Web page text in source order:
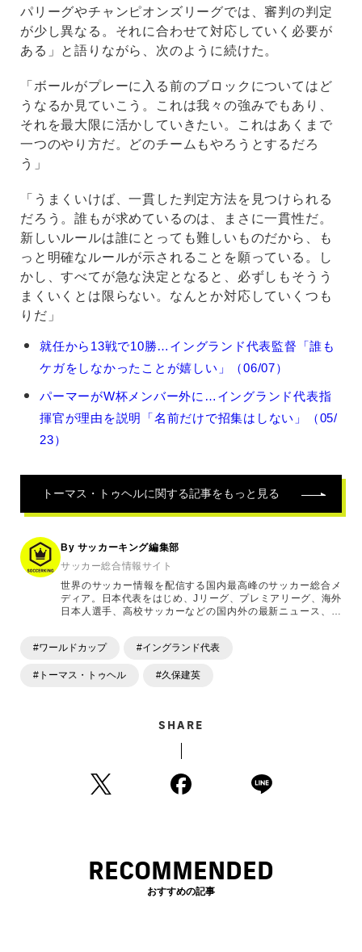
パリーグやチャンピオンズリーグでは、審判の判定
が少し異なる。それに合わせて対応していく必要が
ある」と語りながら、次のように続けた。
「ボールがプレーに入る前のブロックについてはど
うなるか見ていこう。これは我々の強みでもあり、
それを最大限に活かしていきたい。これはあくまで
一つのやり方だ。どのチームもやろうとするだろ
う」
「うまくいけば、一貫した判定方法を見つけられる
だろう。誰もが求めているのは、まさに一貫性だ。
新しいルールは誰にとっても難しいものだから、も
っと明確なルールが示されることを願っている。し
かし、すべてが急な決定となると、必ずしもそうう
まくいくとは限らない。なんとか対応していくつも
りだ」
ト
ス・
の
記
事
就任から13戦で10勝…イングランド代表監督「誰も
ケガをしなかったことが嬉しい」（06/07）
パーマーがW杯メンバー外に…イングランド代表指
揮官が理由を説明「名前だけで招集はしない」（05/
23）
トーマス・トゥヘルに関する記事をもっと見る
By サッカーキング編集部
サッカー総合情報サイト
世界のサッカー情報を配信する国内最高峰のサッカー総合メ
ディア。日本代表をはじめ、Jリーグ、プレミアリーグ、海外
日本人選手、高校サッカーなどの国内外の最新ニュース、コ
ます。「X」「Instagram」「YouTube」「TikTok」など、
#ワールドカップ #イングランド代表
#トーマス・トゥヘル #久保建英
SHARE
RECOMMENDED
おすすめの記事